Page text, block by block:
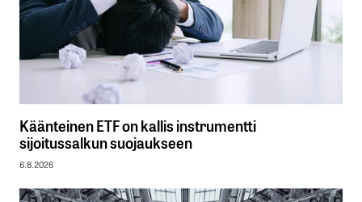
Käänteinen ETF on kallis instrumentti
sijoitussalkun suojaukseen
6.8.2026